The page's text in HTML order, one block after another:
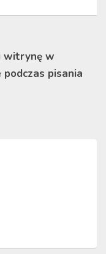
witrynę w
pisania